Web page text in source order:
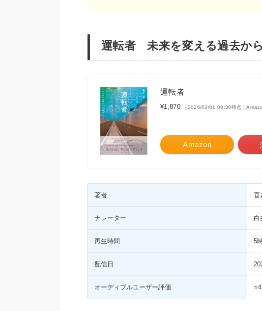
運転者 未来を変える過去か
運転者
¥1,870 （2026/03/01 08:30時点 |
Amazon
著者
ナレーター
再生時間 5
配信日
オーディブルユーザー評価